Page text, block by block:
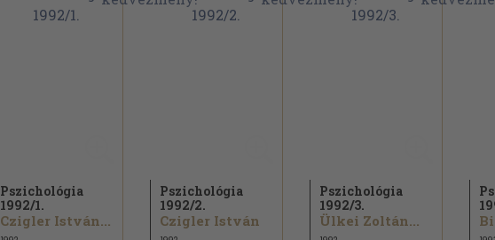
Pszichológia
1992/1.
Czigler István...
Pszichológia
1992/2.
Czigler István
Pszichológia
1992/3.
Ülkei Zoltán...